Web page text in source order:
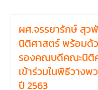
ร่วมกันสร้างพื้นที่
ปลอดภัย ซึ่งครอ
งานภายในกลุ่มอา
คณะ และ 1 กอง
คณะนิติศาสตร์ ม
นเรศวร จัดโครงก
ผศ.จรรยารักษ์ สุ
นิติศาสตร์ พร้อมด้
รองคณบดีคณะนิติ
เข้าร่วมในพิธีวางพ
ปี 2563